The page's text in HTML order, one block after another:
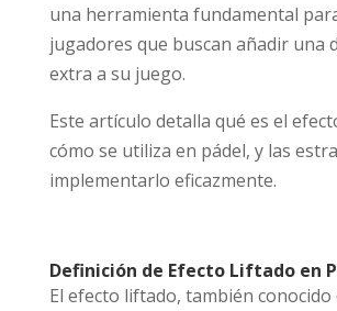
una herramienta fundamental
jugadores que buscan añadir una
extra a su juego.
Este artículo detalla qué es el
cómo se utiliza en pádel, y las
implementarlo eficazmente.
Definición de Efecto Liftado en
El efecto liftado, también conocido